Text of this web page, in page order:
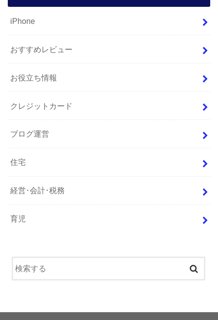
iPhone
おすすめレビュー
お役立ち情報
クレジットカード
ブログ運営
住宅
経営･会計･税務
育児